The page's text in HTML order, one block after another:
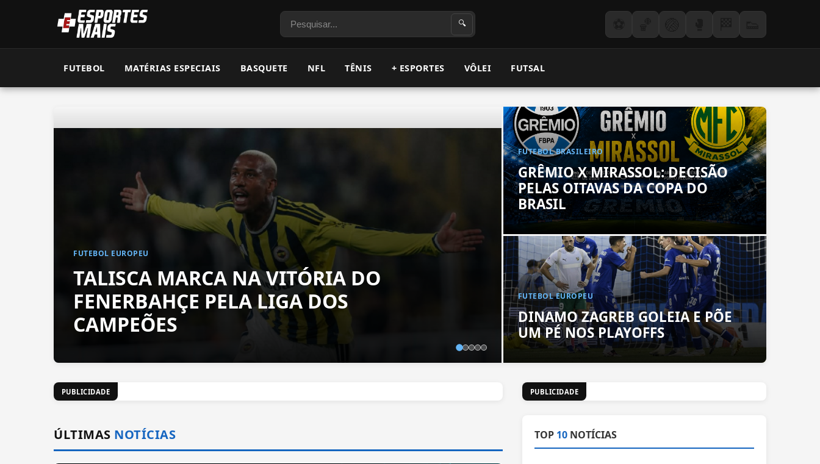
Pesquisar 🔍
FUTEBOL MATÉRIAS ESPECIAIS BASQUETE NFL TÊNIS + ESPORTES VÔLEI FUTSAL
FUTEBOL EUROPEU
TALISCA MARCA NA VITÓRIA DO
FENERBAHÇE PELA LIGA DOS
CAMPEÕES
FUTEBOL BRASILEIRO
GRÊMIO X MIRASSOL: DECISÃO
PELAS OITAVAS DA COPA DO
BRASIL
FUTEBOL EUROPEU
DINAMO ZAGREB GOLEIA E PÕE
UM PÉ NOS PLAYOFFS
PUBLICIDADE
ÚLTIMAS NOTÍCIAS
PUBLICIDADE
TOP 10 NOTÍCIAS